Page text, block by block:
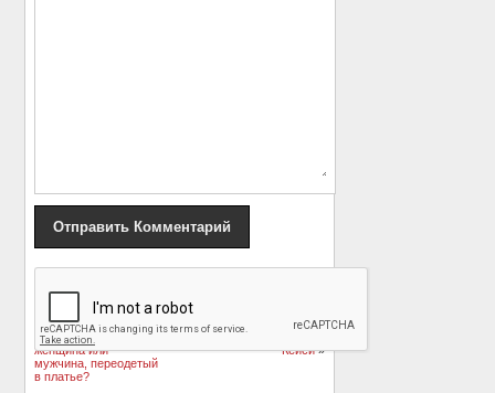
Диковинка на
полотне эпохи
барокко: Бородатая
женщина или
мужчина, переодетый
в платье?
американских
Кейси»